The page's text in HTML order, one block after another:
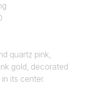
quartz pink,
gold, decorated
its center.